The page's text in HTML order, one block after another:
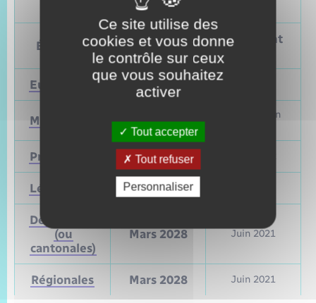
politiques
Élections
Prochain
vote
Précédent
Européennes 9 juin 2024
Municipales 2026
Mars et juin
Présidentielle 2027
Législatives 2027
Départementales
(ou
cantonales)
Mars 2028 Juin 2021
Régionales Mars 2028 Juin 2021
Ce site utilise des
cookies et vous donne
le contrôle sur ceux
que vous souhaitez
activer
Tout accepter
Tout refuser
Personnaliser